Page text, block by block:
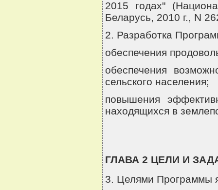
2015 годах"
Беларусь, 2010 г., N
2. Разработка
обеспечения
обеспечения
сельского населения;
повышения
находящихся в
ГЛАВА 2 ЦЕЛИ И
3. Целями Программы